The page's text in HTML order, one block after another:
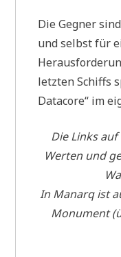
Die Gegner
und selbst für
letzten Schiffs
Datacore“ im
Die Links
Werten und
In Manarq ist
Monument